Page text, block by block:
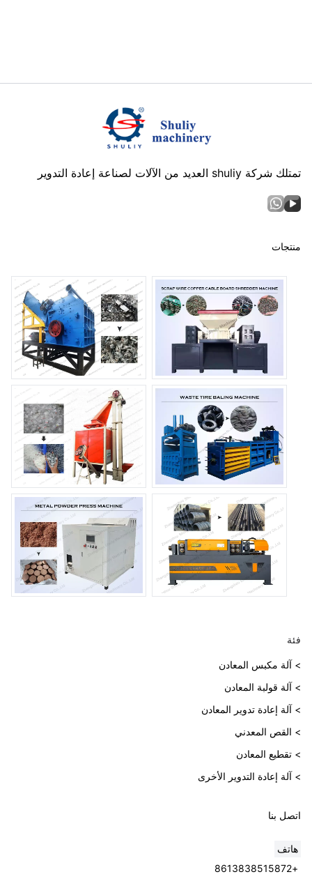
تمتلك شركة shuliy العديد من الآلات لصناعة إعادة التدوير
منتجات
فئة
> آلة مكبس المعادن
> آلة قولبة المعادن
> آلة إعادة تدوير المعادن
> القص المعدني
> تقطيع المعادن
> آلة إعادة التدوير الأخرى
اتصل بنا
هاتف
+8613838515872